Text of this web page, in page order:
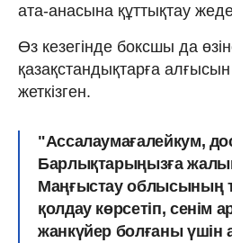
ата-анасына құттықтау
Өз кезегінде боксшы да
қазақстандықтарға
жеткізген.
"Ассалаумағалейкум,
Барлықтарыңызға
Маңғыстау облысының
қолдау көрсетіп, сенім
жанкүйер болғаны